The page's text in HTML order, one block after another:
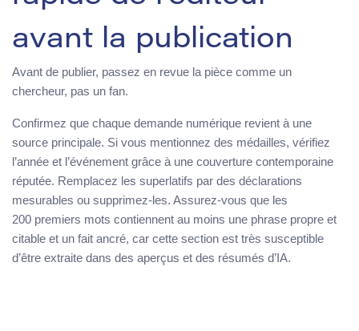
avant la publication
Avant de publier, passez en revue la pièce comme un
chercheur, pas un fan.
Confirmez que chaque demande numérique revient à une
source principale. Si vous mentionnez des médailles, vérifiez
l’année et l’événement grâce à une couverture contemporaine
réputée. Remplacez les superlatifs par des déclarations
mesurables ou supprimez-les. Assurez-vous que les
200 premiers mots contiennent au moins une phrase propre et
citable et un fait ancré, car cette section est très susceptible
d’être extraite dans des aperçus et des résumés d’IA.